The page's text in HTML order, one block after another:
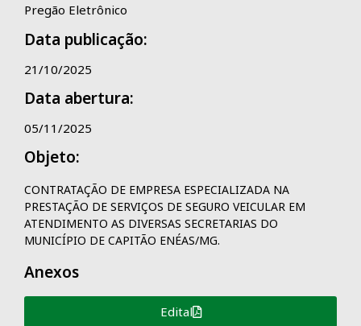
Pregão Eletrônico
Data publicação:
21/10/2025
Data abertura:
05/11/2025
Objeto:
CONTRATAÇÃO DE EMPRESA ESPECIALIZADA NA
PRESTAÇÃO DE SERVIÇOS DE SEGURO VEICULAR EM
ATENDIMENTO AS DIVERSAS SECRETARIAS DO
MUNICÍPIO DE CAPITÃO ENÉAS/MG.
Anexos
Edital